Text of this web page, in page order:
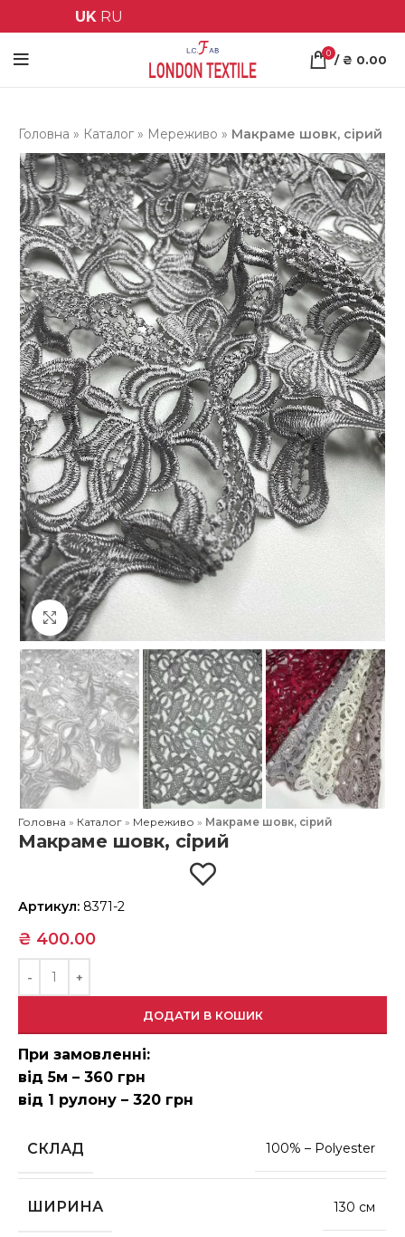
UK RU
0 / ₴ 0.00
Головна » Каталог » Мереживо » Макраме шовк, сірий
Клацніть, щоб збільшити
Головна » Каталог » Мереживо » Макраме шовк, сірий
Макраме шовк, сірий
Артикул: 8371-2
₴ 400.00
ДОДАТИ В КОШИК
При замовленні:
від 5м – 360 грн
від 1 рулону – 320 грн
СКЛАД 100% – Polyester
ШИРИНА 130 см